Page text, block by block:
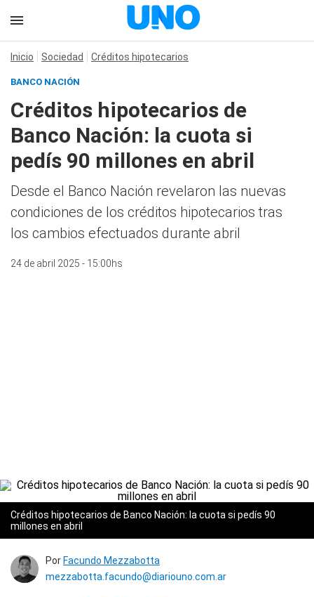
Inicio Sociedad Créditos hipotecarios
BANCO NACIÓN
Créditos hipotecarios de
Banco Nación: la cuota si
pedís 90 millones en abril
Desde el Banco Nación revelaron las nuevas
condiciones de los créditos hipotecarios tras
los cambios efectuados durante abril
24 de abril 2025 - 15:00hs
Créditos hipotecarios de Banco Nación: la cuota si pedís 90
millones en abril
Por Facundo Mezzabotta
mezzabotta.facundo@diariouno.com.ar